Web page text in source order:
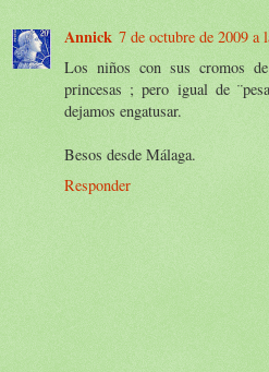
Annick 7 de octubre de 2009 a
Los niños con sus cromos
princesas ; pero igual de
dejamos engatusar.
Besos desde Málaga.
Responder